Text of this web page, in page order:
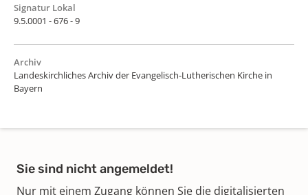
Signatur Lokal
9.5.0001 - 676 - 9
Archiv
Landeskirchliches Archiv der Evangelisch-Lutherischen Kirche in
Bayern
Sie sind nicht angemeldet!
Nur mit einem Zugang können Sie die digitalisierten